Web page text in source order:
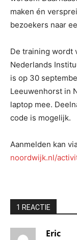
maken én
bezoekers naar
De training wordt
Nederlands
is op 30
Leeuwenhorst in
laptop mee.
code is mogelijk.
Aanmelden kan
noordwijk.nl/
1 REACTIE
Eric